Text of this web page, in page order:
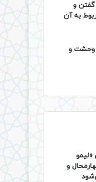
گفتن و
به آن
وحشت و
«لیمو
و